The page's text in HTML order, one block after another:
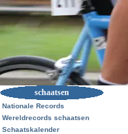
schaatsen
Nationale Records
Wereldrecords schaatsen
Schaatskalender